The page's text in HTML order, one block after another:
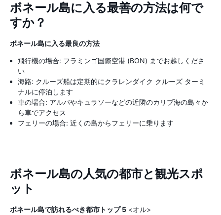
ボネール島に入る最善の方法は何で
すか？
ボネール島に入る最良の方法
飛行機の場合: フラミンゴ国際空港 (BON) までお越しくださ
い
海路: クルーズ船は定期的にクラレンダイク クルーズ ターミ
ナルに停泊します
車の場合: アルバやキュラソーなどの近隣のカリブ海の島々か
ら車でアクセス
フェリーの場合: 近くの島からフェリーに乗ります
ボネール島の人気の都市と観光スポ
ット
ボネール島で訪れるべき都市トップ 5 <オル>